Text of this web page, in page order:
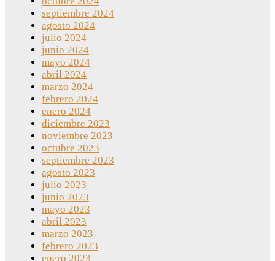
septiembre 2024
agosto 2024
julio 2024
junio 2024
mayo 2024
abril 2024
marzo 2024
febrero 2024
enero 2024
diciembre 2023
noviembre 2023
octubre 2023
septiembre 2023
agosto 2023
julio 2023
junio 2023
mayo 2023
abril 2023
marzo 2023
febrero 2023
enero 2023